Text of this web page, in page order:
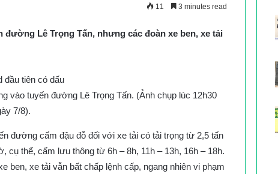
11 3 minutes read
Lê Trọng Tấn, nhưng các đoàn xe ben, xe tải
vào tuyến đường Lê Trọng Tấn. (Ảnh chụp lúc 12h30
7/8).
đường cấm đậu đỗ đối với xe tải có tải trọng từ 2,5 tấn
cụ thể, cấm lưu thông từ 6h – 8h, 11h – 13h, 16h – 18h.
ben, xe tải vẫn bất chấp lệnh cấp, ngang nhiên vi phạm